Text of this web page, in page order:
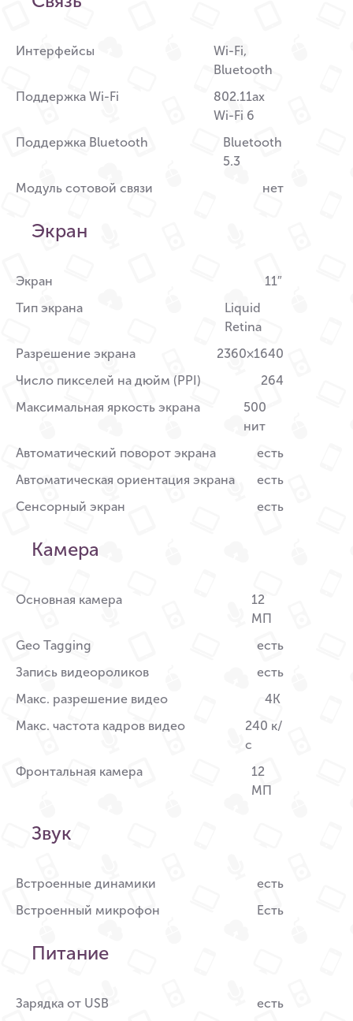
Интерфейсы
Wi-Fi,
Bluetooth
Поддержка Wi-Fi
802.11ax
Wi-Fi 6
Поддержка Bluetooth
Bluetooth
5.3
Модуль сотовой связи
нет
Экран
Экран
11″
Тип экрана
Liquid
Retina
Разрешение экрана
2360×1640
Число пикселей на дюйм (PPI)
264
Максимальная яркость экрана
500
нит
Автоматический поворот экрана
есть
Автоматическая ориентация экрана
есть
Сенсорный экран
есть
Камера
Основная камера
12
МП
Geo Tagging
есть
Запись видеороликов
есть
Макс. разрешение видео
4K
Макс. частота кадров видео
240 к/
с
Фронтальная камера
12
МП
Звук
Встроенные динамики
есть
Встроенный микрофон
Есть
Питание
Зарядка от USB
есть